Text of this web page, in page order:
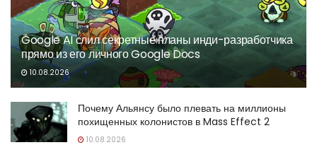
Google AI слил секретные планы инди-разработчика
прямо из его личного Google Docs
10.08.2026
Почему Альянсу было плевать на миллионы
похищенных колонистов в Mass Effect 2
10.08.2026